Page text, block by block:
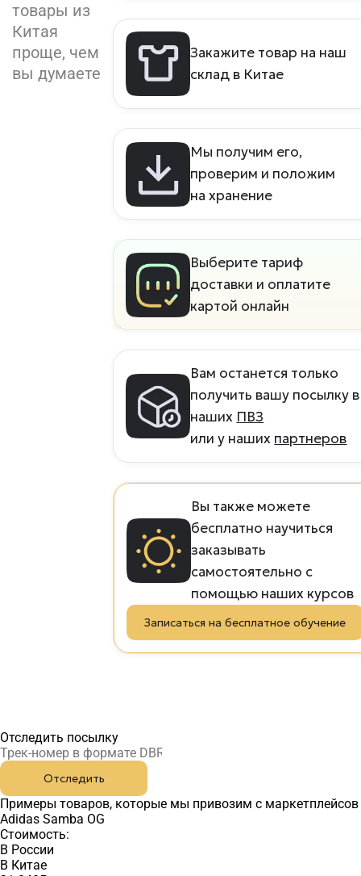
товары из
Китая
проще, чем
вы думаете
Закажите товар на наш
склад в Китае
Мы получим его,
проверим и положим
на хранение
Выберите тариф
доставки и оплатите
картой онлайн
Вам останется только
получить вашу посылку в
наших ПВЗ
или у наших партнеров
Вы также можете
бесплатно научиться
заказывать
самостоятельно с
помощью наших курсов
Записаться на бесплатное обучение
Отследить посылку
Отследить
Примеры товаров, которые мы привозим с маркетплейсов
Adidas Samba OG
Стоимость:
В России
В Китае